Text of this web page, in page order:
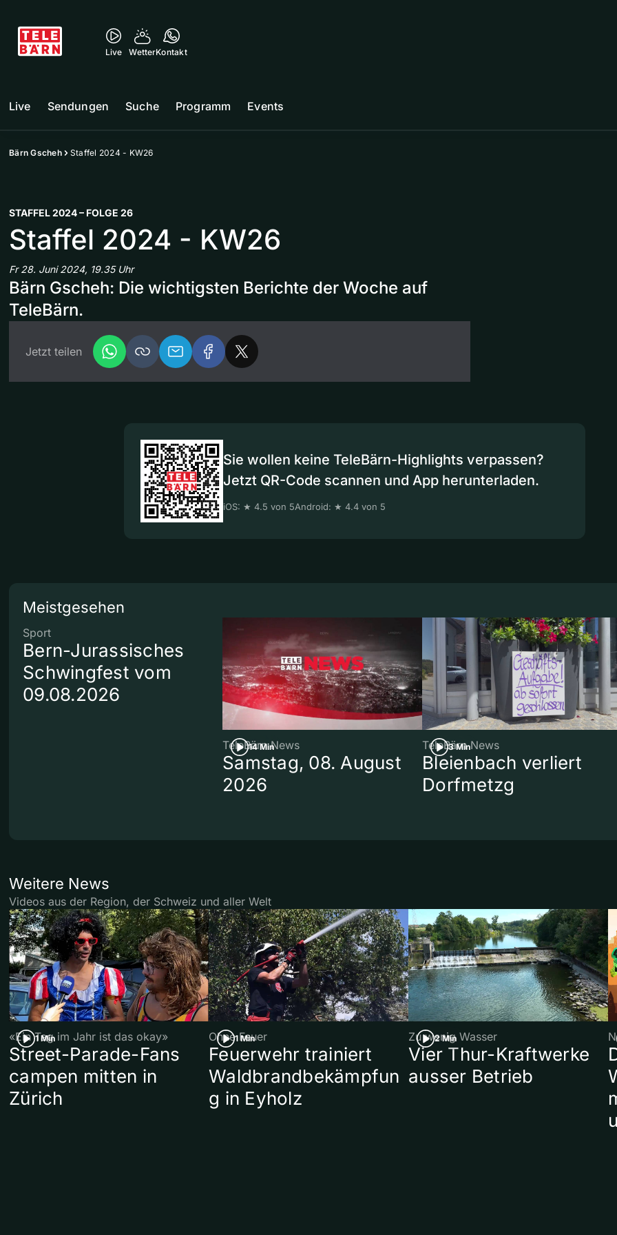
Live WetterKontakt
Live Sendungen Suche Programm Events
Bärn Gscheh Staffel 2024 - KW26
STAFFEL 2024 – FOLGE 26
Staffel 2024 - KW26
Fr 28. Juni 2024, 19.35 Uhr
Bärn Gscheh: Die wichtigsten Berichte der Woche auf
TeleBärn.
Jetzt teilen
Sie wollen keine TeleBärn-Highlights verpassen?
Jetzt QR-Code scannen und App herunterladen.
iOS: ★ 4.5 von 5Android: ★ 4.4 von 5
Meistgesehen
Sport
Bern-Jurassisches
Schwingfest vom
09.08.2026
14 Min
TeleBärn News
Samstag, 08. August
2026
3 Min
TeleBärn News
Bleienbach verliert
Dorfmetzg
Weitere News
Videos aus der Region, der Schweiz und aller Welt
1 Min
«Ein Tag im Jahr ist das okay»
Street-Parade-Fans
campen mitten in
Zürich
1 Min
Ohne Feuer
Feuerwehr trainiert
Waldbrandbekämpfun
g in Eyholz
2 Min
Zu wenig Wasser
Vier Thur-Kraftwerke
ausser Betrieb